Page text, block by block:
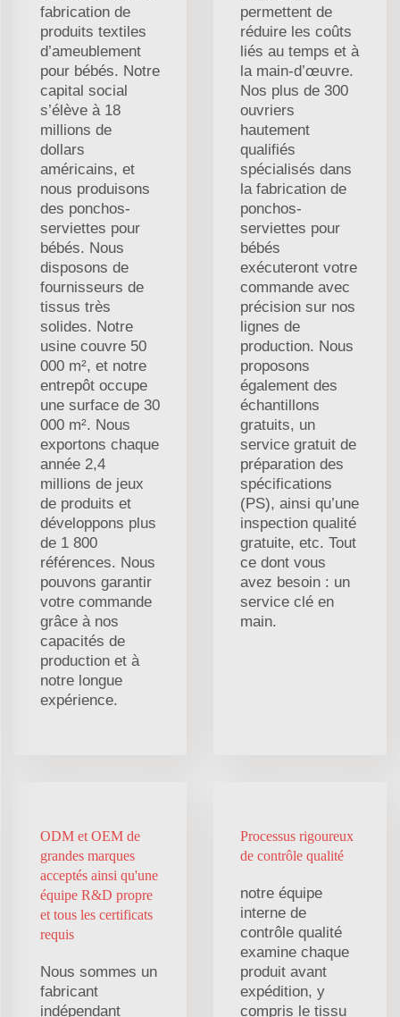
fabrication de
produits textiles
d’ameublement
pour bébés. Notre
capital social
s’élève à 18
millions de
dollars
américains, et
nous produisons
des ponchos-
serviettes pour
bébés. Nous
disposons de
fournisseurs de
tissus très
solides. Notre
usine couvre 50
000 m², et notre
entrepôt occupe
une surface de 30
000 m². Nous
exportons chaque
année 2,4
millions de jeux
de produits et
développons plus
de 1 800
références. Nous
pouvons garantir
votre commande
grâce à nos
capacités de
production et à
notre longue
expérience.
permettent de
réduire les coûts
liés au temps et à
la main-d’œuvre.
Nos plus de 300
ouvriers
hautement
qualifiés
spécialisés dans
la fabrication de
ponchos-
serviettes pour
bébés
exécuteront votre
commande avec
précision sur nos
lignes de
production. Nous
proposons
également des
échantillons
gratuits, un
service gratuit de
préparation des
spécifications
(PS), ainsi qu’une
inspection qualité
gratuite, etc. Tout
ce dont vous
avez besoin : un
service clé en
main.
ODM et OEM de
grandes marques
acceptés ainsi qu'une
équipe R&D propre
et tous les certificats
requis
Nous sommes un
fabricant
indépendant
Processus rigoureux
de contrôle qualité
notre équipe
interne de
contrôle qualité
examine chaque
produit avant
expédition, y
compris le tissu